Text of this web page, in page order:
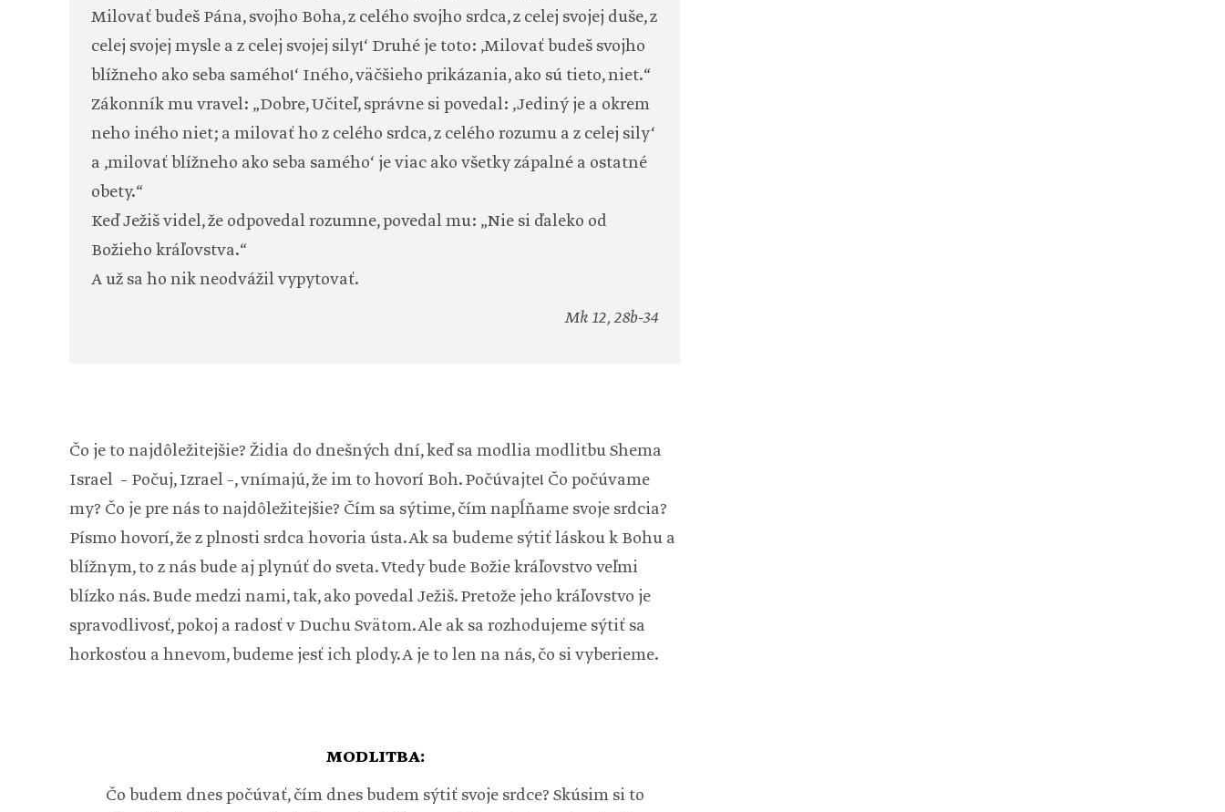
Milovať budeš Pána, svojho Boha, z celého svojho srdca, z celej svojej duše, z
celej svojej mysle a z celej svojej sily!‘ Druhé je toto: ‚Milovať budeš svojho
blížneho ako seba samého!‘ Iného, väčšieho prikázania, ako sú tieto, niet.“
Zákonník mu vravel: „Dobre, Učiteľ, správne si povedal: ‚Jediný je a okrem
neho iného niet; a milovať ho z celého srdca, z celého rozumu a z celej sily‘
a ‚milovať blížneho ako seba samého‘ je viac ako všetky zápalné a ostatné
obety.“
Keď Ježiš videl, že odpovedal rozumne, povedal mu: „Nie si ďaleko od
Božieho kráľovstva.“
A už sa ho nik neodvážil vypytovať.
Mk 12, 28b-34
Čo je to najdôležitejšie? Židia do dnešných dní, keď sa modlia modlitbu Shema
Israel – Počuj, Izrael –, vnímajú, že im to hovorí Boh. Počúvajte! Čo počúvame
my? Čo je pre nás to najdôležitejšie? Čím sa sýtime, čím napĺňame svoje srdcia?
Písmo hovorí, že z plnosti srdca hovoria ústa. Ak sa budeme sýtiť láskou k Bohu a
blížnym, to z nás bude aj plynúť do sveta. Vtedy bude Božie kráľovstvo veľmi
blízko nás. Bude medzi nami, tak, ako povedal Ježiš. Pretože jeho kráľovstvo je
spravodlivosť, pokoj a radosť v Duchu Svätom. Ale ak sa rozhodujeme sýtiť sa
horkosťou a hnevom, budeme jesť ich plody. A je to len na nás, čo si vyberieme.
MODLITBA:
Čo budem dnes počúvať, čím dnes budem sýtiť svoje srdce? Skúsim si to